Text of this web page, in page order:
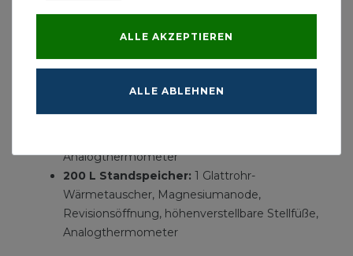
Bitte oben auswählen.
120 L Thermenspeicher:1 Glattrohr-
Wärmetauscher, Magnesiumanode,
Wärmetauscher, Magnesiumanode,
Analogthermometer
200 L Standspeicher: 1 Glattrohr-
Wärmetauscher, Magnesiumanode,
Revisionsöffnung, höhenverstellbare Stellfüße,
Analogthermometer
ALLE AKZEPTIEREN
ALLE ABLEHNEN